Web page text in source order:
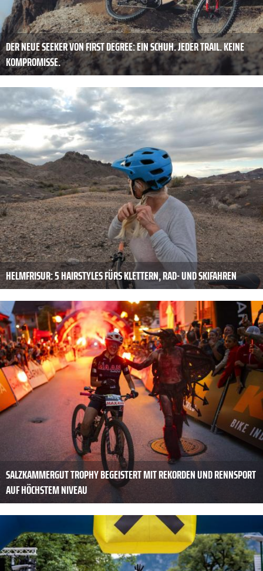
DER NEUE SEEKER VON FIRST DEGREE: EIN SCHUH. JEDER TRAIL. KEINE
KOMPROMISSE.
HELMFRISUR: 5 HAIRSTYLES FÜRS KLETTERN, RAD- UND SKIFAHREN
SALZKAMMERGUT TROPHY BEGEISTERT MIT REKORDEN UND RENNSPORT
AUF HÖCHSTEM NIVEAU